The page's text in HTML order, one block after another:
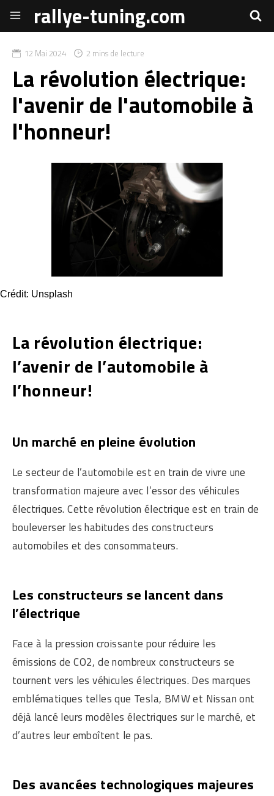
rallye-tuning.com
12 Mai 2024 2 mins de lecture
La révolution électrique:
l'avenir de l'automobile à
l'honneur!
Crédit: Unsplash
La révolution électrique:
l’avenir de l’automobile à
l’honneur!
Un marché en pleine évolution
Le secteur de l’automobile est en train de vivre une
transformation majeure avec l’essor des véhicules
électriques. Cette révolution électrique est en train de
bouleverser les habitudes des constructeurs
automobiles et des consommateurs.
Les constructeurs se lancent dans
l’électrique
Face à la pression croissante pour réduire les
émissions de CO2, de nombreux constructeurs se
tournent vers les véhicules électriques. Des marques
emblématiques telles que Tesla, BMW et Nissan ont
déjà lancé leurs modèles électriques sur le marché, et
d’autres leur emboîtent le pas.
Des avancées technologiques majeures